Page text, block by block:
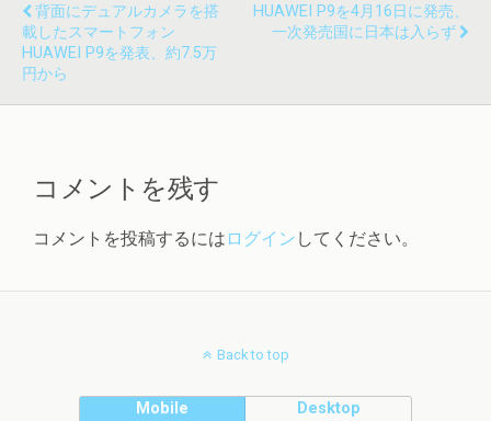
背面にデュアルカメラを搭
載したスマートフォン
HUAWEI P9を発表、約7.5万
円から
HUAWEI P9を4月16日に発売、
一次発売国に日本は入らず
コメントを残す
コメントを投稿するには ログイン してください。
Back to top
Mobile Desktop